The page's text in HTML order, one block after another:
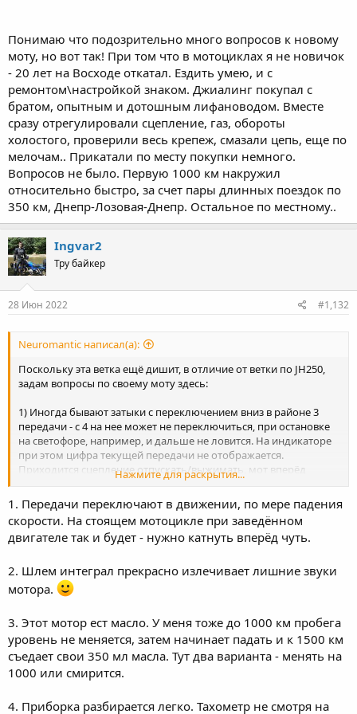
Понимаю что подозрительно много вопросов к новому
моту, но вот так! При том что в мотоциклах я не новичок
- 20 лет на Восходе откатал. Ездить умею, и с
ремонтом\настройкой знаком. Джиалинг покупал с
братом, опытным и дотошным лифановодом. Вместе
сразу отрегулировали сцепление, газ, обороты
холостого, проверили весь крепеж, смазали цепь, еще по
мелочам.. Прикатали по месту покупки немного.
Вопросов не было. Первую 1000 км накружил
относительно быстро, за счет пары длинных поездок по
350 км, Днепр-Лозовая-Днепр. Остальное по местному..
Ingvar2
Тру байкер
28 Июн 2022 #1,132
Neuromantic написал(а):
Поскольку эта ветка ещё дишит, в отличие от ветки по JH250,
задам вопросы по своему моту здесь:
1) Иногда бывают затыки с переключением вниз в районе 3
передачи - с 4 на нее может не переключиться, при остановке
на светофоре, например, и дальше не ловится. На индикаторе
при этом цифра текущей передачи не отображается.
Приходится сцепление отпускать/выжимать, мот вперёд
2) Смущает звук работы двигателя! Потому что мой с самого
начала эксплуатации работает странновато - на оборотах в
районе 4500-5000 слышно цоканье. То ли клапана, то ли палец -
отчётливо слышно на 4, 5 и 6 передаче. Нагрузка на мот и
уклон дороги при этом роли не играют. Бензин тоже. Езжу на 95
Авиас, в основном. Но и на WOG мустанге то же было. В
у Вас работает движок, не цокает ли? Они же одинаковые у
всех??
3) Когда забрали мот от Ильича, с пробегом 22 км, сразу
заменили родное масло на запорожское Yuko 10W-40 из
Эпицентра, брал канистру 4 л. Родного слилось около 1.2 л,
Нажмите для раскрытия...
1. Передачи переключают в движении, по мере падения
скорости. На стоящем мотоцикле при заведённом
двигателе так и будет - нужно катнуть вперёд чуть.
2. Шлем интеграл прекрасно излечивает лишние звуки
мотора.
3. Этот мотор ест масло. У меня тоже до 1000 км пробега
уровень не меняется, затем начинает падать и к 1500 км
съедает свои 350 мл масла. Тут два варианта - менять на
1000 или смирится.
4. Приборка разбирается легко. Тахометр не смотря на